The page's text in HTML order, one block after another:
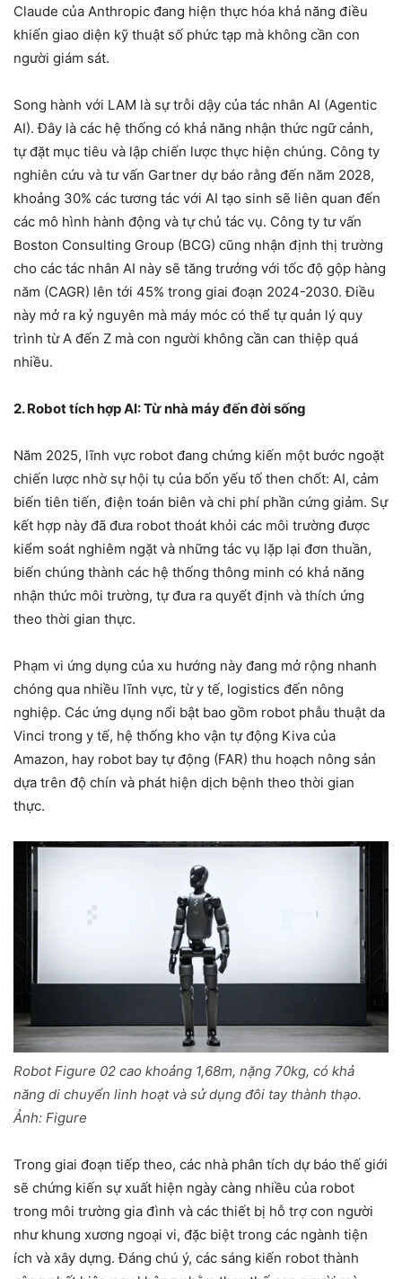
Claude của Anthropic đang hiện thực hóa khả năng điều
khiến giao diện kỹ thuật số phức tạp mà không cần con
người giám sát.
Song hành với LAM là sự trỗi dậy của tác nhân AI (Agentic
AI). Đây là các hệ thống có khả năng nhận thức ngữ cảnh,
tự đặt mục tiêu và lập chiến lược thực hiện chúng. Công ty
nghiên cứu và tư vấn Gartner dự báo rằng đến năm 2028,
khoảng 30% các tương tác với AI tạo sinh sẽ liên quan đến
các mô hình hành động và tự chủ tác vụ. Công ty tư vấn
Boston Consulting Group (BCG) cũng nhận định thị trường
cho các tác nhân AI này sẽ tăng trưởng với tốc độ gộp hàng
năm (CAGR) lên tới 45% trong giai đoạn 2024-2030. Điều
này mở ra kỷ nguyên mà máy móc có thể tự quản lý quy
trình từ A đến Z mà con người không cần can thiệp quá
nhiều.
2. Robot tích hợp AI: Từ nhà máy đến đời sống
Năm 2025, lĩnh vực robot đang chứng kiến một bước ngoặt
chiến lược nhờ sự hội tụ của bốn yếu tố then chốt: AI, cảm
biến tiên tiến, điện toán biên và chi phí phần cứng giảm. Sự
kết hợp này đã đưa robot thoát khỏi các môi trường được
kiểm soát nghiêm ngặt và những tác vụ lặp lại đơn thuần,
biến chúng thành các hệ thống thông minh có khả năng
nhận thức môi trường, tự đưa ra quyết định và thích ứng
theo thời gian thực.
Phạm vi ứng dụng của xu hướng này đang mở rộng nhanh
chóng qua nhiều lĩnh vực, từ y tế, logistics đến nông
nghiệp. Các ứng dụng nổi bật bao gồm robot phẫu thuật da
Vinci trong y tế, hệ thống kho vận tự động Kiva của
Amazon, hay robot bay tự động (FAR) thu hoạch nông sản
dựa trên độ chín và phát hiện dịch bệnh theo thời gian
thực.
Robot Figure 02 cao khoảng 1,68m, nặng 70kg, có khả
năng di chuyển linh hoạt và sử dụng đôi tay thành thạo.
Ảnh: Figure
Trong giai đoạn tiếp theo, các nhà phân tích dự báo thế giới
sẽ chứng kiến sự xuất hiện ngày càng nhiều của robot
trong môi trường gia đình và các thiết bị hỗ trợ con người
như khung xương ngoại vi, đặc biệt trong các ngành tiện
ích và xây dựng. Đáng chú ý, các sáng kiến robot thành